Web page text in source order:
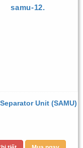
Unit (SAMU)